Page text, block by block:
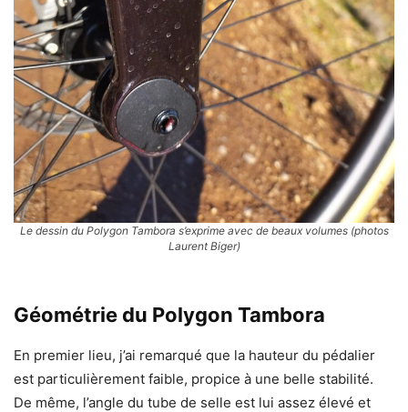
Le dessin du Polygon Tambora s’exprime avec de beaux volumes (photos
Laurent Biger)
Géométrie du Polygon Tambora
En premier lieu, j’ai remarqué que la hauteur du pédalier
est particulièrement faible, propice à une belle stabilité.
De même, l’angle du tube de selle est lui assez élevé et